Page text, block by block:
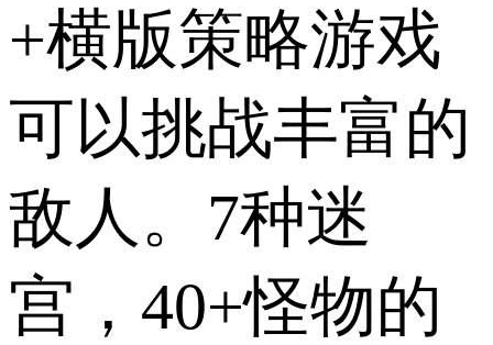
+横版策略游戏
可以挑战丰富的
敌人。7种迷
宫，40+怪物的